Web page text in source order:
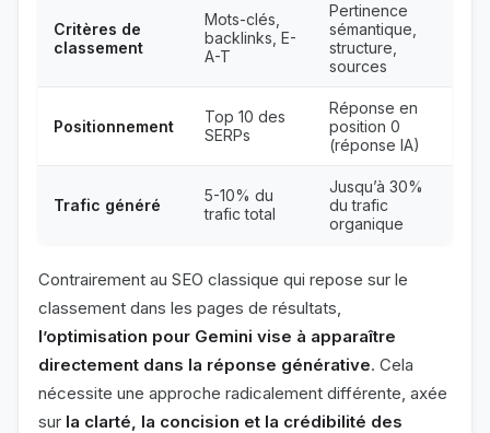
Critères de
classement
Mots-clés,
backlinks, E-
A-T
Pertinence
sémantique,
structure,
sources
Positionnement
Top 10 des
SERPs
Réponse en
position 0
(réponse IA)
Trafic généré
5-10% du
trafic total
Jusqu’à 30%
du trafic
organique
Contrairement au SEO classique qui repose sur le
classement dans les pages de résultats,
l’optimisation pour Gemini vise à apparaître
directement dans la réponse générative. Cela
nécessite une approche radicalement différente, axée
sur la clarté, la concision et la crédibilité des